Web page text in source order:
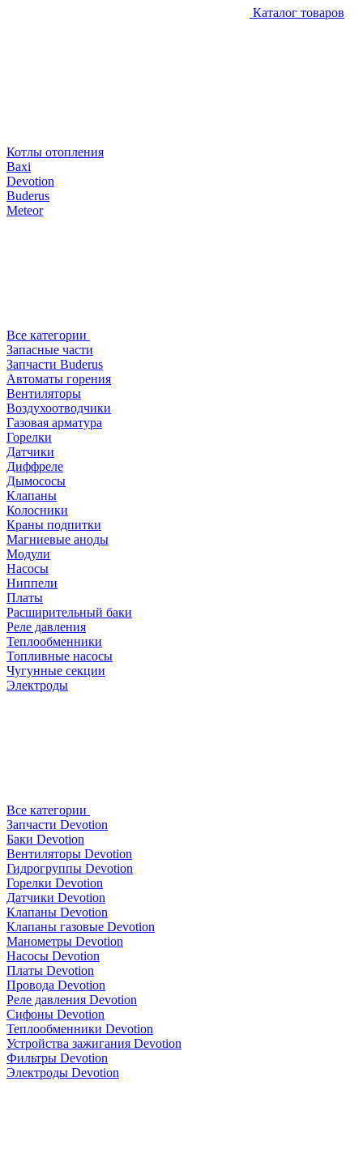
Каталог товаров
Котлы отопления
Baxi
Devotion
Buderus
Meteor
Все категории
Запасные части
Запчасти Buderus
Автоматы горения
Вентиляторы
Воздухоотводчики
Газовая арматура
Горелки
Датчики
Диффреле
Дымососы
Клапаны
Колосники
Краны подпитки
Магниевые аноды
Модули
Насосы
Ниппели
Платы
Расширительный баки
Реле давления
Теплообменники
Топливные насосы
Чугунные секции
Электроды
Все категории
Запчасти Devotion
Баки Devotion
Вентиляторы Devotion
Гидрогруппы Devotion
Горелки Devotion
Датчики Devotion
Клапаны Devotion
Клапаны газовые Devotion
Манометры Devotion
Насосы Devotion
Платы Devotion
Провода Devotion
Реле давления Devotion
Сифоны Devotion
Теплообменники Devotion
Устройства зажигания Devotion
Фильтры Devotion
Электроды Devotion